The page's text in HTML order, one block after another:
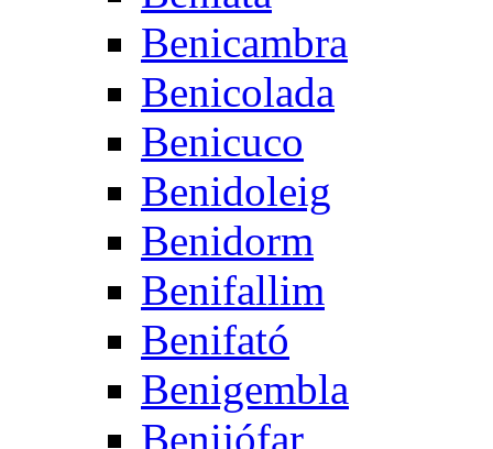
Benicambra
Benicolada
Benicuco
Benidoleig
Benidorm
Benifallim
Benifató
Benigembla
Benijófar